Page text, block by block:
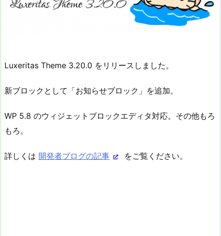
Luxeritas Theme 3.20.0 をリリースしました。
新ブロックとして「お知らせブロック」を追加。
WP 5.8 のウィジェットブロックエディタ対応。その他もろ
もろ。
詳しくは 開発者ブログの記事 をご覧ください。